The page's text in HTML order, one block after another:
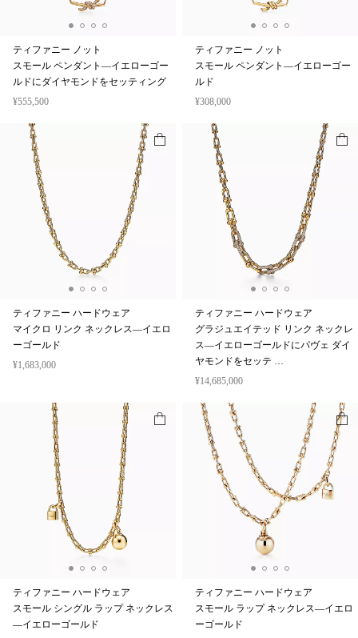
ティファニー ノット
スモール ペンダント—イエローゴー
ルドにダイヤモンドをセッティング
¥555,500
ティファニー ノット
スモール ペンダント—イエローゴー
ルド
¥308,000
ティファニー ハードウェア
マイクロ リンク ネックレス—イエロ
ーゴールド
¥1,683,000
ティファニー ハードウェア
グラジュエイテッド リンク ネックレ
ス—イエローゴールドにパヴェ ダイ
ヤモンドをセッテ …
¥14,685,000
ティファニー ハードウェア
スモール シングル ラップ ネックレス
—イエローゴールド
ティファニー ハードウェア
スモール ラップ ネックレス—イエロ
ーゴールド